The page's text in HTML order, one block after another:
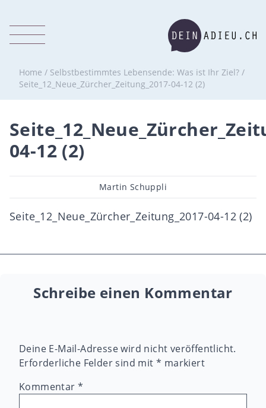
Home / Selbstbestimmtes Lebensende: Was ist Ihr Ziel? /
Seite_12_Neue_Zürcher_Zeitung_2017-04-12 (2)
04-12 (2)
Beitragsautor
Martin Schuppli
Seite_12_Neue_Zürcher_Zeitung_2017-04-12 (2)
Schreibe einen Kommentar
Deine E-Mail-Adresse wird nicht veröffentlicht.
Erforderliche Felder sind mit * markiert
Kommentar*